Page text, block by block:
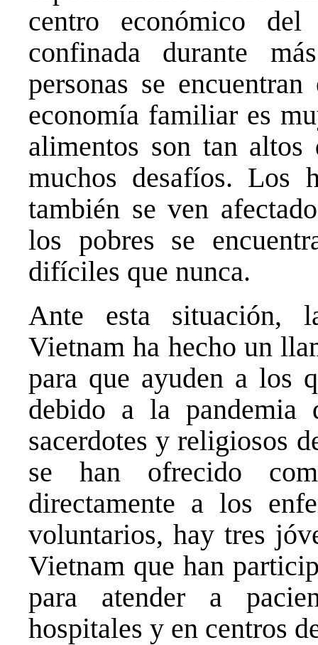
centro económico
confinada durante
personas se
economía familiar es
alimentos son tan
muchos desafíos. Los
también se ven
los pobres se
difíciles que nunca.
Ante esta situación,
Vietnam ha hecho un
para que ayuden a los
debido a la pandemia
sacerdotes y religiosos
se han ofrecido
directamente a los
voluntarios, hay tres
Vietnam que han
para atender a
hospitales y en centros